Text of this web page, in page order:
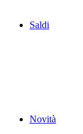
Saldi
Novità